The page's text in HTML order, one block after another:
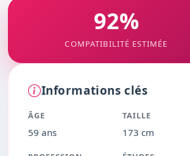
92%
COMPATIBILITÉ ESTIMÉE
Informations clés
ÂGE
59 ans
TAILLE
173 cm